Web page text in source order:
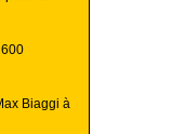
Biaggi à